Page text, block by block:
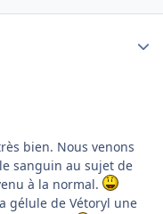
bien. Nous venons
sanguin au sujet de
à la normal.
gélule de Vétoryl une